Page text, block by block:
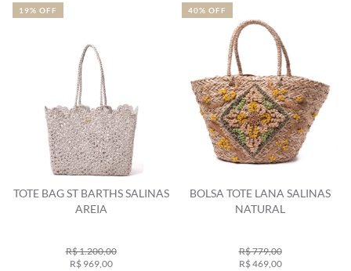
TOTE BAG ST BARTHS SALINAS
AREIA
R$ 1.200,00
R$ 969,00
19% OFF
BOLSA TOTE LANA SALINAS
NATURAL
R$ 779,00
R$ 469,00
40% OFF